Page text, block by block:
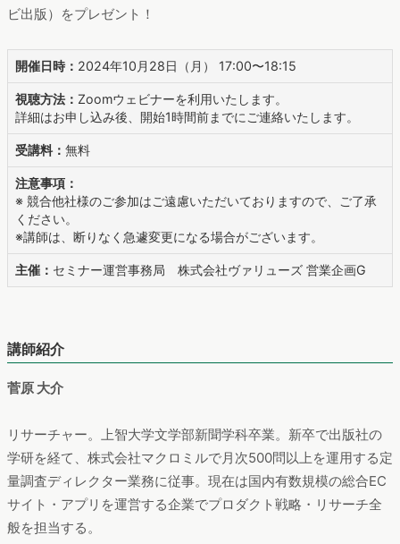
ビ出版）をプレゼント！
開催日時： 2024年10月28日（月） 17:00〜18:15
視聴方法： Zoomウェビナーを利用いたします。
詳細はお申し込み後、開始1時間前までにご連絡いたします。
受講料： 無料
注意事項：
※ 競合他社様のご参加はご遠慮いただいておりますので、ご了承
ください。
※講師は、断りなく急遽変更になる場合がございます。
主催： セミナー運営事務局 株式会社ヴァリューズ 営業企画G
講師紹介
菅原 大介
リサーチャー。上智大学文学部新聞学科卒業。新卒で出版社の
学研を経て、株式会社マクロミルで月次500問以上を運用する定
量調査ディレクター業務に従事。現在は国内有数規模の総合EC
サイト・アプリを運営する企業でプロダクト戦略・リサーチ全
般を担当する。